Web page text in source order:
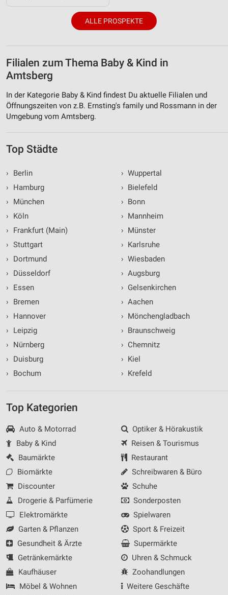
ALLE PROSPEKTE
Filialen zum Thema Baby & Kind in
Amtsberg
In der Kategorie Baby & Kind findest Du aktuelle Filialen und
Öffnungszeiten von z.B. Ernsting's family und Rossmann in der
Umgebung vom Amtsberg.
Top Städte
›
Berlin
›
Hamburg
›
München
›
Köln
›
Frankfurt (Main)
› Stuttgart
›
Dortmund
›
Düsseldorf
›
Essen
›
Bremen
›
Hannover
›
Leipzig
›
Nürnberg
›
Duisburg
›
Bochum
› Wuppertal
› Bielefeld
› Bonn
› Mannheim
› Münster
› Karlsruhe
› Wiesbaden
› Augsburg
› Gelsenkirchen
› Aachen
› Mönchengladbach
› Braunschweig
› Chemnitz
› Kiel
› Krefeld
Top Kategorien
Auto & Motorrad
Baby & Kind
Baumärkte
Biomärkte
Discounter
Drogerie & Parfümerie
Elektromärkte
Garten & Pflanzen
Gesundheit & Ärzte
Getränkemärkte
Kaufhäuser
Möbel & Wohnen
Optiker & Hörakustik
Reisen & Tourismus
Restaurant
Schreibwaren & Büro
Schuhe
Sonderposten
Spielwaren
Sport & Freizeit
Supermärkte
Uhren & Schmuck
Zoohandlungen
Weitere Geschäfte